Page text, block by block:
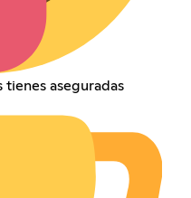
tienes aseguradas